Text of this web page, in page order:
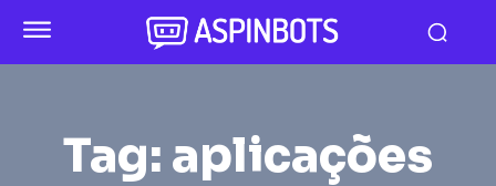
Tag: aplicações